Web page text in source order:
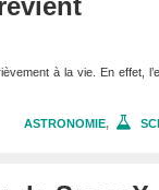
à la vie. En effet,
ASTRONOMIE,